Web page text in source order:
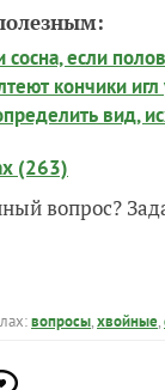
если
кончики
вид,
(263)
вопрос?
вопросы,хвойные,